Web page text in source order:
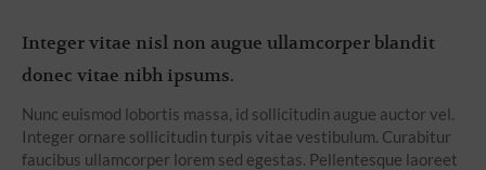
Integer vitae nisl non augue ullamcorper blandit
donec vitae nibh ipsums.
Nunc euismod lobortis massa, id sollicitudin augue auctor vel.
Integer ornare sollicitudin turpis vitae vestibulum. Curabitur
faucibus ullamcorper lorem sed egestas. Pellentesque laoreet